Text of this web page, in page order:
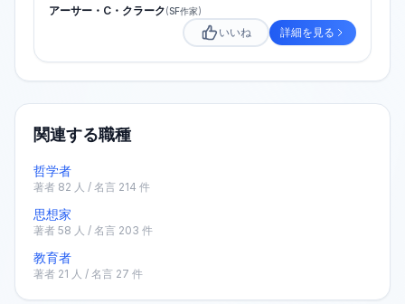
アーサー・C・クラーク(SF作家)
いいね 詳細を見る
関連する職種
哲学者
著者 82 人 / 名言 214 件
思想家
著者 58 人 / 名言 203 件
教育者
著者 21 人 / 名言 27 件